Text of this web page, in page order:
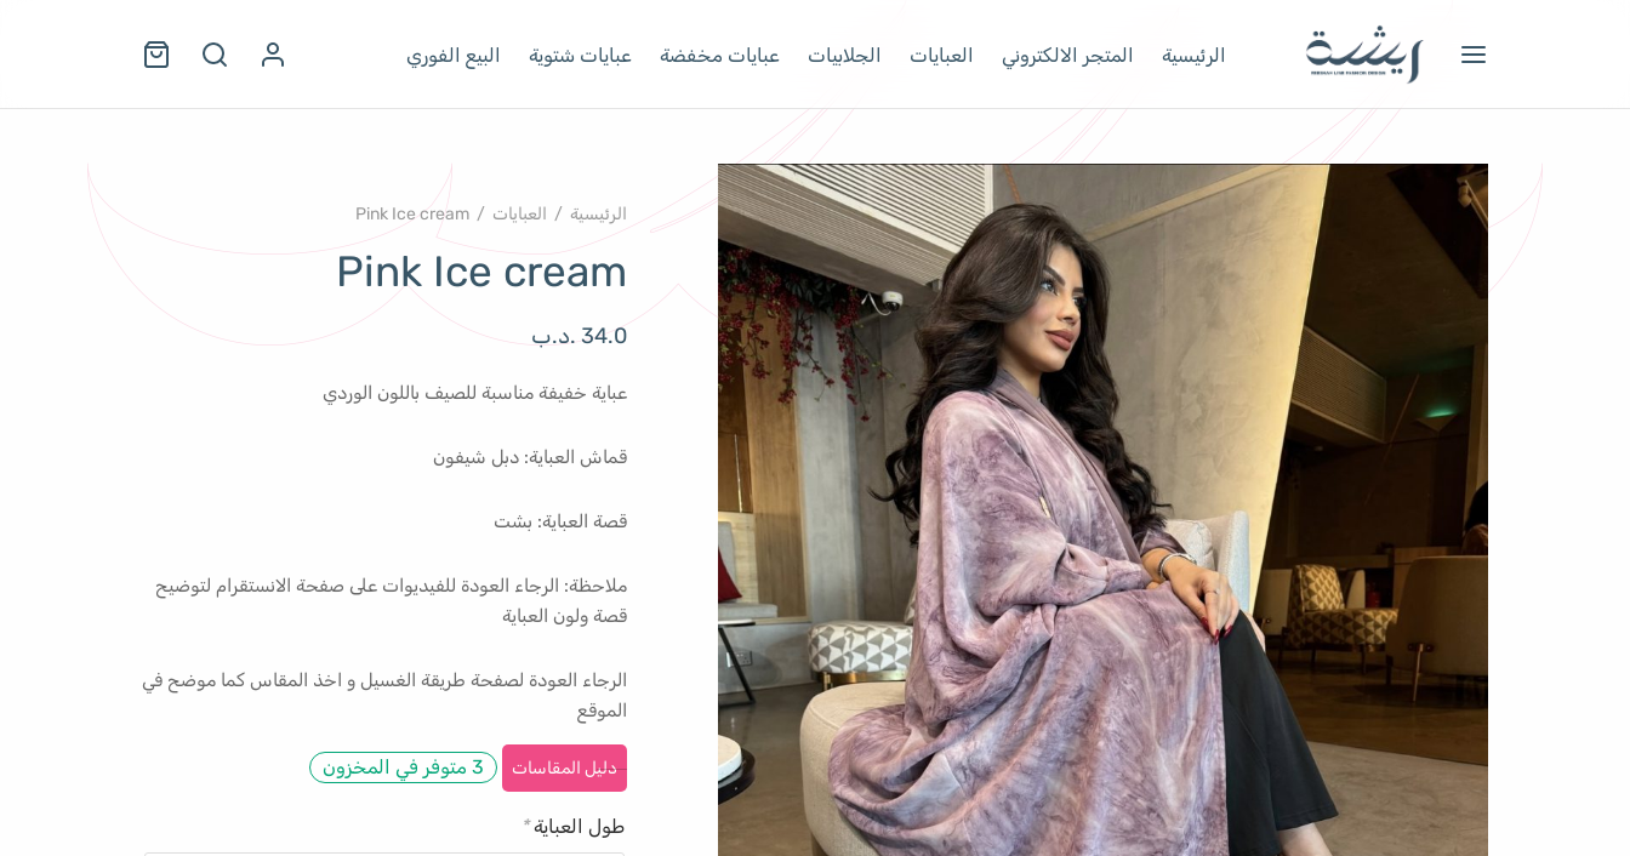
الرئيسية المتجر الالكتروني العبايات الجلابيات عبايات مخفضة عبايات شتوية البيع الفوري
الرئيسية / العبايات /
Pink Ice cream
34.0 .د.ب
عباية خفيفة مناسبة للصيف باللون الوردي
قماش العباية: دبل شيفون
قصة العباية: بشت
ملاحظة: الرجاء العودة للفيديوات على صفحة الانستقرام لتوضيح
قصة ولون العباية
الرجاء العودة لصفحة طريقة الغسيل و اخذ المقاس كما موضح في
الموقع
دليل المقاسات 3 متوفر في المخزون
طول العباية*